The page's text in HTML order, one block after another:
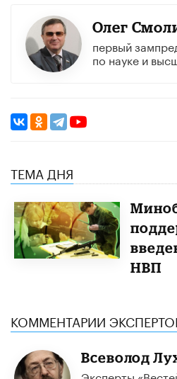
Олег
первый
по науке и
ТЕМА ДНЯ
НВП
КОММЕНТАРИИ
Всеволод